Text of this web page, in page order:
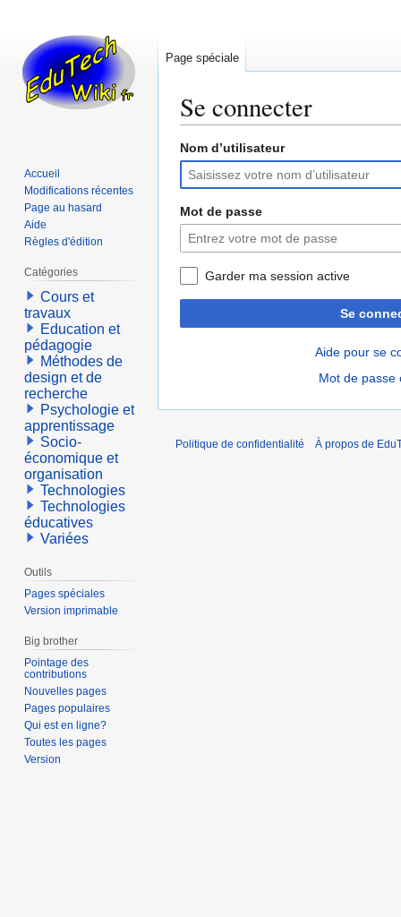
Se connecter
Aller
la
navigation
Aller
la
recherche
Nom d’utilisateur
Mot de passe
Garder ma session active
Se
Aide pour se
Mot de passe
Page spéciale
Accueil
Modifications récentes
Page au hasard
Aide
Règles d'édition
Catégories
Cours et
travaux
Education et
pédagogie
Méthodes de
design et de
recherche
Psychologie et
apprentissage
Socio-
économique et
organisation
Technologies
Technologies
éducatives
Variées
Outils
Pages spéciales
Version imprimable
Big brother
Pointage des
contributions
Nouvelles pages
Pages populaires
Qui est en ligne?
Toutes les pages
Version
Politique de confidentialité À propos de